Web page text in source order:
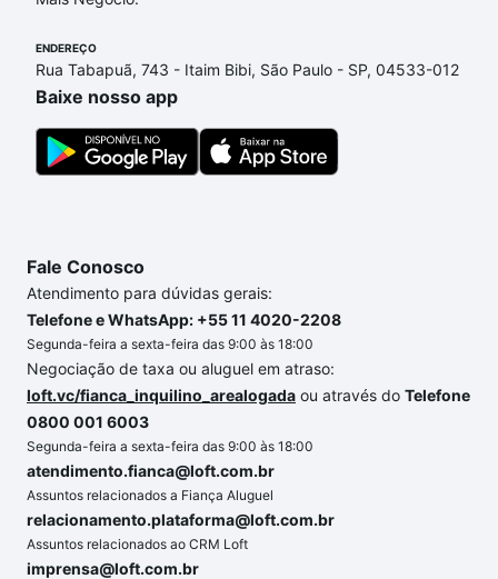
imobiliário as parcelas podem se adequar ao seu
orçamento. Se ainda tem alguma dúvida dos custos
envolvidos no processo de compra, veja em nosso
portal quanto custa comprar um apartamento
conte com a gente para comprar o imóvel dos seus
ENDEREÇO
Rua Tabapuã, 743 - Itaim Bibi, São Paulo - SP, 04533-012
Baixe nosso app
Fale Conosco
Atendimento para dúvidas gerais:
Telefone e WhatsApp: +55 11 4020-2208
Segunda-feira a sexta-feira das 9:00 às 18:00
Negociação de taxa ou aluguel em atraso:
loft.vc/fianca_inquilino_arealogada ou através do Telefone
0800 001 6003
Segunda-feira a sexta-feira das 9:00 às 18:00
atendimento.fianca@loft.com.br
Assuntos relacionados a Fiança Aluguel
relacionamento.plataforma@loft.com.br
Assuntos relacionados ao CRM Loft
imprensa@loft.com.br